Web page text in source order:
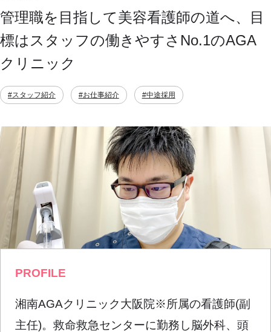
管理職を目指して美容看護師の道へ、目
標はスタッフの働きやすさNo.1のAGA
クリニック
#スタッフ紹介 #お仕事紹介 #中途採用
PROFILE
湘南AGAクリニック大阪院※所属の看護師(副
主任)。救命救急センターに勤務し脳外科、頭